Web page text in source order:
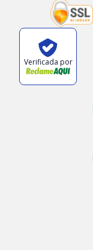
Verificada por